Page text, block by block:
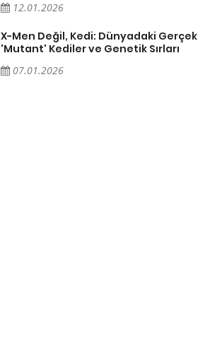
12.01.2026
X-Men Değil, Kedi: Dünyadaki Gerçek
'Mutant' Kediler ve Genetik Sırları
07.01.2026